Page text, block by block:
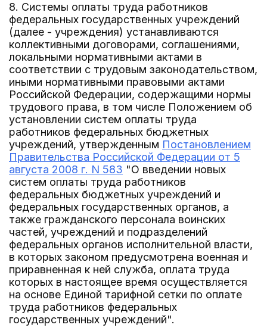
8. Системы оплаты труда работников
федеральных государственных учреждений
(далее - учреждения) устанавливаются
коллективными договорами, соглашениями,
локальными нормативными актами в
соответствии с трудовым законодательством,
иными нормативными правовыми актами
Российской Федерации, содержащими нормы
трудового права, в том числе Положением об
установлении систем оплаты труда
работников федеральных бюджетных
учреждений, утвержденным Постановлением
Правительства Российской Федерации от 5
августа 2008 г. N 583 "О введении новых
систем оплаты труда работников
федеральных бюджетных учреждений и
федеральных государственных органов, а
также гражданского персонала воинских
частей, учреждений и подразделений
федеральных органов исполнительной власти,
в которых законом предусмотрена военная и
приравненная к ней служба, оплата труда
которых в настоящее время осуществляется
на основе Единой тарифной сетки по оплате
труда работников федеральных
государственных учреждений".